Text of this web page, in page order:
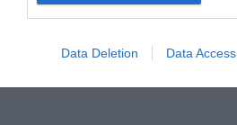
Data Deletion Data Access